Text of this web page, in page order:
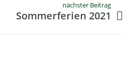
nächster Beitrag
Sommerferien 2021